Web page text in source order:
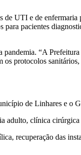
UTI e de enfermaria
pacientes
“A
protocolos
de Linhares e o
adulto, clínica
recuperação das